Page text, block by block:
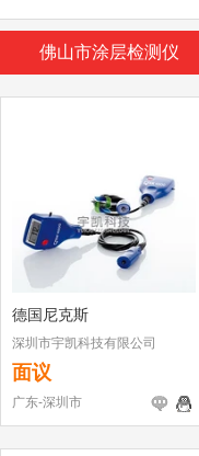
佛山市涂层检测仪
德国尼克斯
深圳市宇凯科技有限公司
面议
广东-深圳市